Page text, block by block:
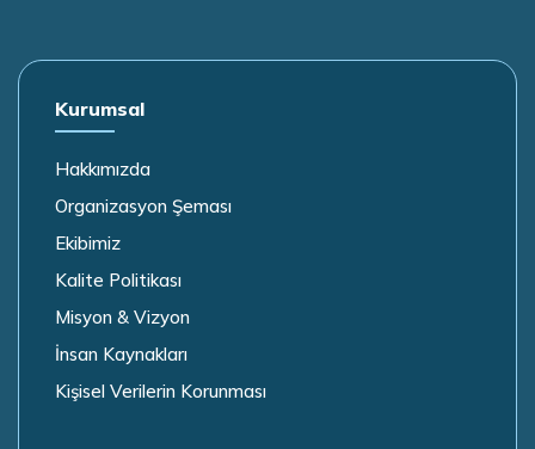
Kurumsal
Hakkımızda
Organizasyon Şeması
Ekibimiz
Kalite Politikası
Misyon & Vizyon
İnsan Kaynakları
Kişisel Verilerin Korunması